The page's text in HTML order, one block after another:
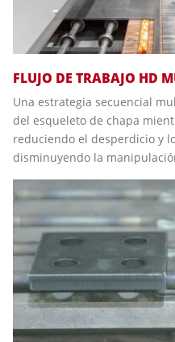
FLUJO DE TRABAJO HD
Una estrategia secuencial
del esqueleto de chapa
reduciendo el desperdicio y
disminuyendo la